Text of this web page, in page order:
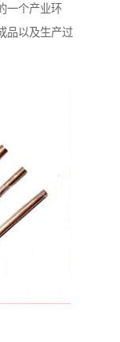
一个产业环
品以及生产过